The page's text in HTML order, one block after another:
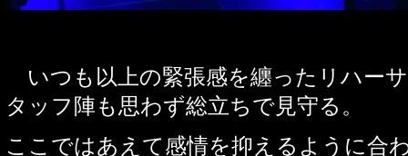
いつも以上の緊張感を纏ったリハー
タッフ陣も思わず総立ちで見守る。
ここではあえて感情を抑えるように合